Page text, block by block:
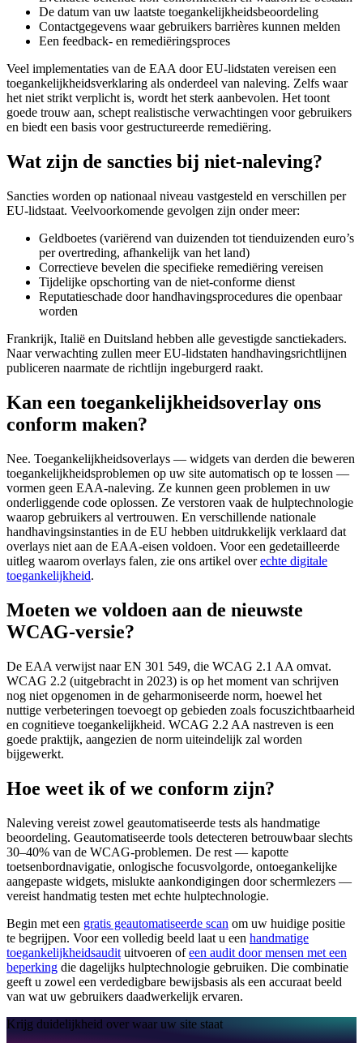
De datum van uw laatste toegankelijkheidsbeoordeling
Contactgegevens waar gebruikers barrières kunnen melden
Een feedback- en remediëringsproces
Veel implementaties van de EAA door EU-lidstaten vereisen een
toegankelijkheidsverklaring als onderdeel van naleving. Zelfs waar
het niet strikt verplicht is, wordt het sterk aanbevolen. Het toont
goede trouw aan, schept realistische verwachtingen voor gebruikers
en biedt een basis voor gestructureerde remediëring.
Wat zijn de sancties bij niet-naleving?
Sancties worden op nationaal niveau vastgesteld en verschillen per
EU-lidstaat. Veelvoorkomende gevolgen zijn onder meer:
Geldboetes (variërend van duizenden tot tienduizenden euro’s
per overtreding, afhankelijk van het land)
Correctieve bevelen die specifieke remediëring vereisen
Tijdelijke opschorting van de niet-conforme dienst
Reputatieschade door handhavingsprocedures die openbaar
worden
Frankrijk, Italië en Duitsland hebben alle gevestigde sanctiekaders.
Naar verwachting zullen meer EU-lidstaten handhavingsrichtlijnen
publiceren naarmate de richtlijn ingeburgerd raakt.
Kan een toegankelijkheidsoverlay ons
conform maken?
Nee. Toegankelijkheidsoverlays — widgets van derden die beweren
toegankelijkheidsproblemen op uw site automatisch op te lossen —
vormen geen EAA-naleving. Ze kunnen geen problemen in uw
onderliggende code oplossen. Ze verstoren vaak de hulptechnologie
waarop gebruikers al vertrouwen. En verschillende nationale
handhavingsinstanties in de EU hebben uitdrukkelijk verklaard dat
overlays niet aan de EAA-eisen voldoen. Voor een gedetailleerde
uitleg waarom overlays falen, zie ons artikel overechte digitale
toegankelijkheid.
Moeten we voldoen aan de nieuwste
WCAG-versie?
De EAA verwijst naar EN 301 549, die WCAG 2.1 AA omvat.
WCAG 2.2 (uitgebracht in 2023) is op het moment van schrijven
nog niet opgenomen in de geharmoniseerde norm, hoewel het
nuttige verbeteringen toevoegt op gebieden zoals focuszichtbaarheid
en cognitieve toegankelijkheid. WCAG 2.2 AA nastreven is een
goede praktijk, aangezien de norm uiteindelijk zal worden
bijgewerkt.
Hoe weet ik of we conform zijn?
Naleving vereist zowel geautomatiseerde tests als handmatige
beoordeling. Geautomatiseerde tools detecteren betrouwbaar slechts
30–40% van de WCAG-problemen. De rest — kapotte
toetsenbordnavigatie, onlogische focusvolgorde, ontoegankelijke
aangepaste widgets, mislukte aankondigingen door schermlezers —
vereist handmatig testen met echte hulptechnologie.
Begin met een gratis geautomatiseerde scan om uw huidige positie
te begrijpen. Voor een volledig beeld laat u een handmatige
toegankelijkheidsaudit uitvoeren ofeen audit door mensen met een
beperking die dagelijks hulptechnologie gebruiken. Die combinatie
geeft u zowel een verdedigbare bewijsbasis als een accuraat beeld
van wat uw gebruikers daadwerkelijk ervaren.
Krijg duidelijkheid over waar uw site staat